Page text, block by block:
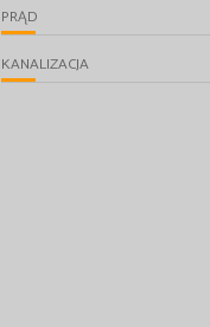
PRĄD
KANALIZACJA